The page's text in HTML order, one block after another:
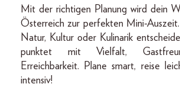
Mit der richtigen Planung wird dein
Österreich zur perfekten Mini-
Natur, Kultur oder Kulinarik
punktet mit Vielfalt,
Erreichbarkeit. Plane smart, reise
intensiv!